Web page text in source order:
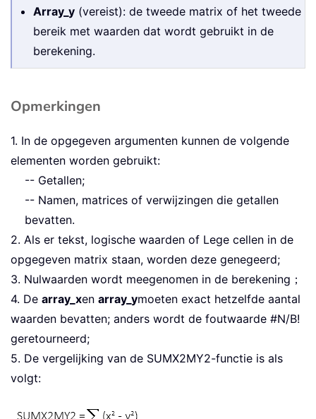
Array_y (vereist): de tweede matrix of het tweede
bereik met waarden dat wordt gebruikt in de
berekening.
Opmerkingen
1. In de opgegeven argumenten kunnen de volgende
elementen worden gebruikt:
-- Getallen;
-- Namen, matrices of verwijzingen die getallen
bevatten.
2. Als er tekst, logische waarden of Lege cellen in de
opgegeven matrix staan, worden deze genegeerd;
3. Nulwaarden wordt meegenomen in de berekening；
4. De array_xen array_ymoeten exact hetzelfde aantal
waarden bevatten; anders wordt de foutwaarde #N/B!
geretourneerd;
5. De vergelijking van de SUMX2MY2-functie is als
volgt: